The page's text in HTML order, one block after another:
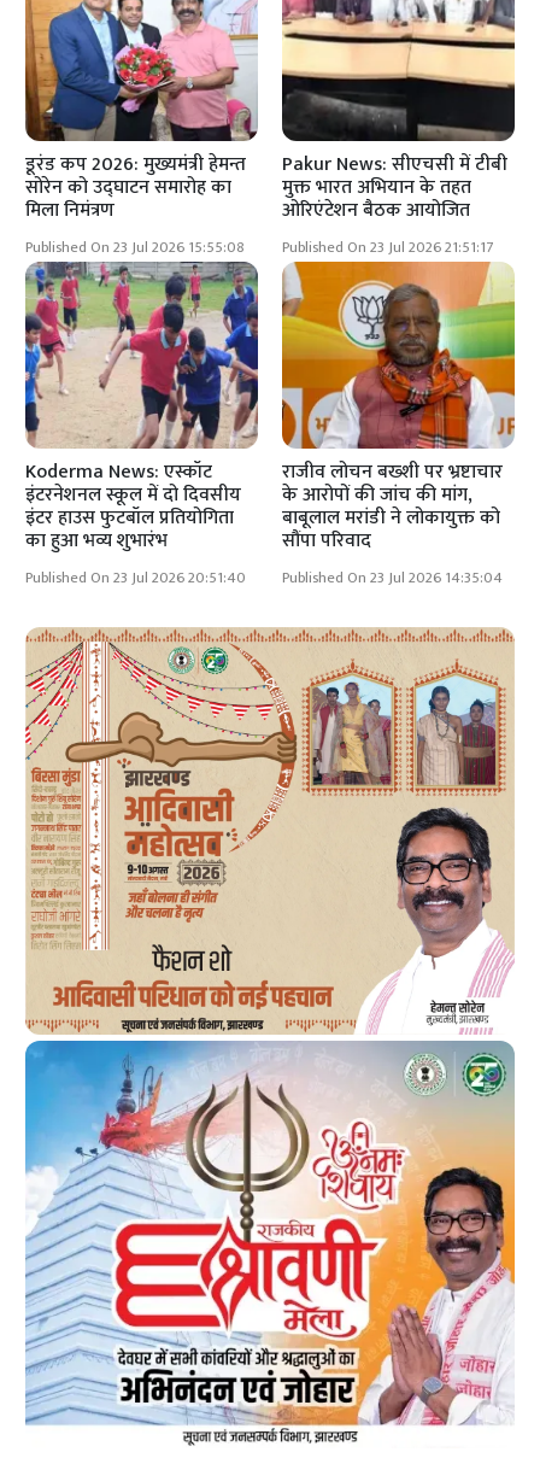
डूरंड कप 2026: मुख्यमंत्री हेमन्त
सोरेन को उद्घाटन समारोह का
मिला निमंत्रण
Published On 23 Jul 2026 15:55:08
Pakur News: सीएचसी में टीबी
मुक्त भारत अभियान के तहत
ओरिएंटेशन बैठक आयोजित
Published On 23 Jul 2026 21:51:17
Koderma News: एस्कॉट
इंटरनेशनल स्कूल में दो दिवसीय
इंटर हाउस फुटबॉल प्रतियोगिता
का हुआ भव्य शुभारंभ
Published On 23 Jul 2026 20:51:40
राजीव लोचन बख्शी पर भ्रष्टाचार
के आरोपों की जांच की मांग,
बाबूलाल मरांडी ने लोकायुक्त को
सौंपा परिवाद
Published On 23 Jul 2026 14:35:04